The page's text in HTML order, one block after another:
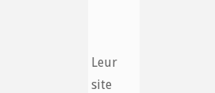
Leur
site